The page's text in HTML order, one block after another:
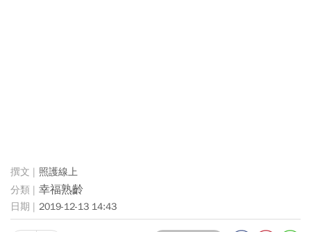
照護線上
幸福熟齡
2019-12-13 14:43